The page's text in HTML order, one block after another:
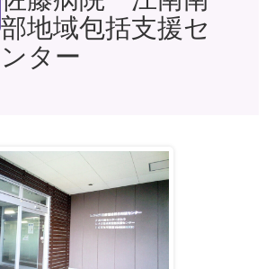
部地域包括支援セ
ンター